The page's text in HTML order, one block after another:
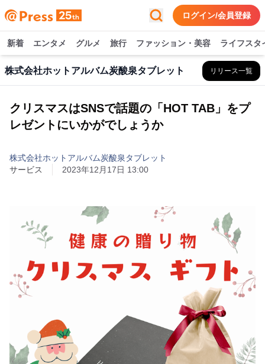
ログイン/会員登録
新着 エンタメ グルメ 旅行 ファッション・美容 ライフスタ
株式会社ホットアルバム炭酸泉タブレット リリース一覧
クリスマスはSNSで話題の「HOT TAB」をプ
レゼントにいかがでしょうか
株式会社ホットアルバム炭酸泉タブレット
サービス
2023年12月17日 13:00